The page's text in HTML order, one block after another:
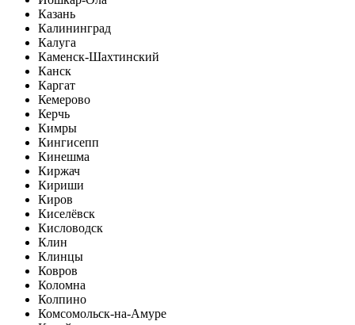
Казань
Калининград
Калуга
Каменск-Шахтинский
Канск
Каргат
Кемерово
Керчь
Кимры
Кингисепп
Кинешма
Киржач
Кириши
Киров
Киселёвск
Кисловодск
Клин
Клинцы
Ковров
Коломна
Колпино
Комсомольск-на-Амуре